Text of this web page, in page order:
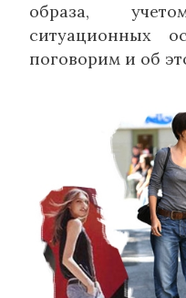
образа,
ситуационных
поговорим и об